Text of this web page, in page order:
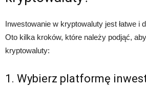
Inwestowanie w kryptowaluty jest łatwe i
Oto kilka kroków, które należy podjąć,
kryptowaluty:
1. Wybierz platformę